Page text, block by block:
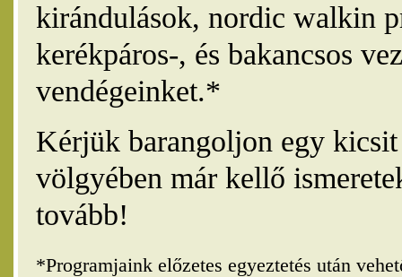
kirándulások, nordic walkin
kerékpáros-, és bakancsos
vendégeinket.*
Kérjük barangoljon egy
völgyében már kellő
tovább!
*Programjaink előzetes egyeztetés után